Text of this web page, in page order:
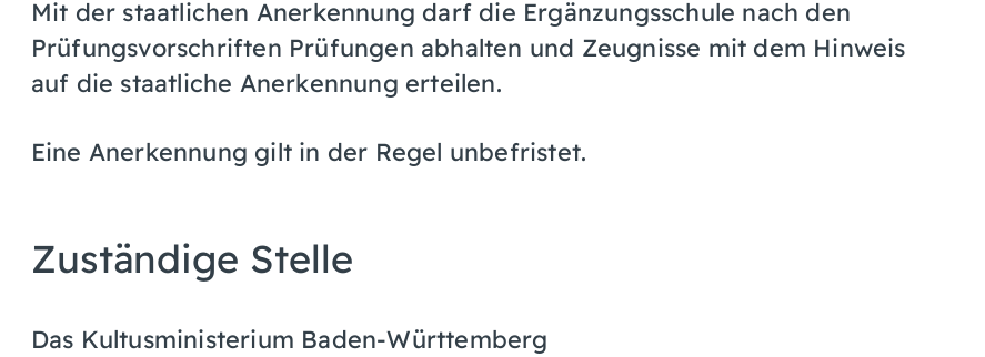
Mit der staatlichen Anerkennung darf die Ergänzungsschule nach den
Prüfungsvorschriften Prüfungen abhalten und Zeugnisse mit dem Hinweis
auf die staatliche Anerkennung erteilen.
Eine Anerkennung gilt in der Regel unbefristet.
Zuständige Stelle
Das Kultusministerium Baden-Württemberg